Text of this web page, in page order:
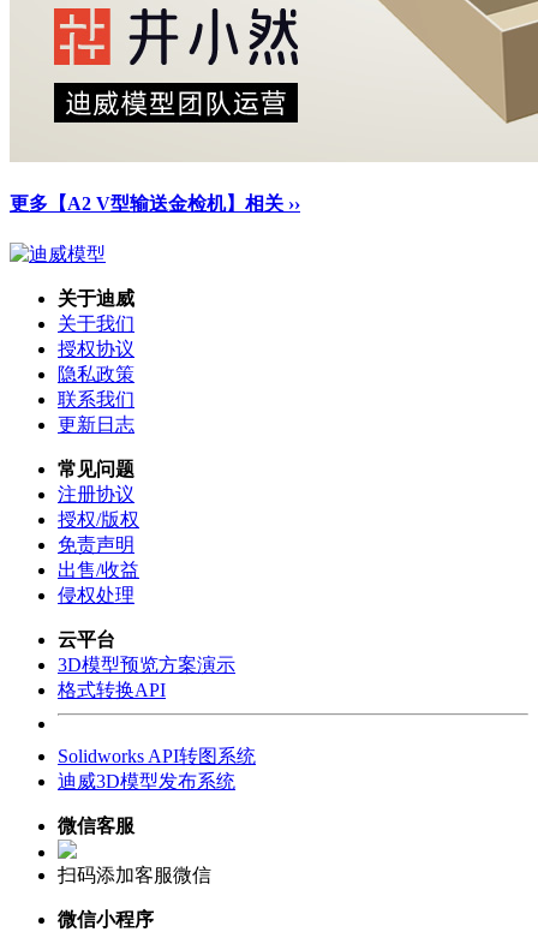
更多【A2 V型输送金检机】相关 ››
关于迪威
关于我们
授权协议
隐私政策
联系我们
更新日志
常见问题
注册协议
授权/版权
免责声明
出售/收益
侵权处理
云平台
3D模型预览方案演示
格式转换API
Solidworks API转图系统
迪威3D模型发布系统
微信客服
扫码添加客服微信
微信小程序